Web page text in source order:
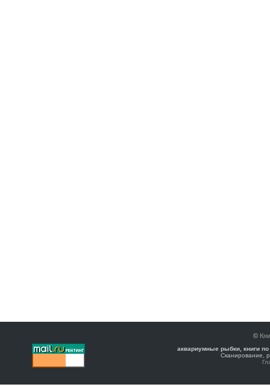
©
аквариумные рыбки, книги
Сканирование,